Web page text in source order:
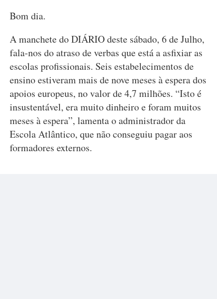
Bom dia.
A manchete do DIÁRIO deste sábado, 6 de Julho,
fala-nos do atraso de verbas que está a asfixiar as
escolas profissionais. Seis estabelecimentos de
ensino estiveram mais de nove meses à espera dos
apoios europeus, no valor de 4,7 milhões. “Isto é
insustentável, era muito dinheiro e foram muitos
meses à espera”, lamenta o administrador da
Escola Atlântico, que não conseguiu pagar aos
formadores externos.